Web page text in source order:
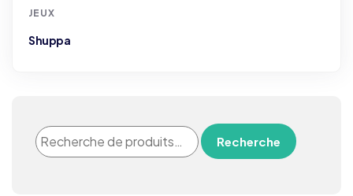
JEUX
Shuppa
Recherche